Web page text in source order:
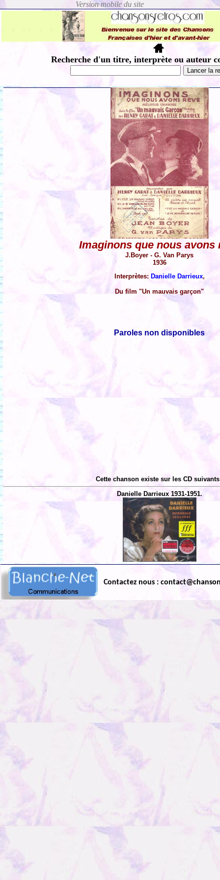
Recherche d'un titre, interprète ou auteur
Imaginons que nous avons
J.Boyer - G. Van Parys
1936
Interprètes: Danielle Darrieux,
Du film "Un mauvais garçon"
Paroles non disponibles
Cette chanson existe sur les CD
Danielle Darrieux 1931-1951.
Contactez nous :